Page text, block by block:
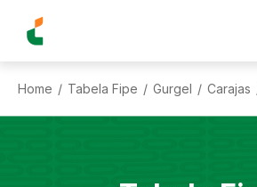
Home / Tabela Fipe / Gurgel / Carajas